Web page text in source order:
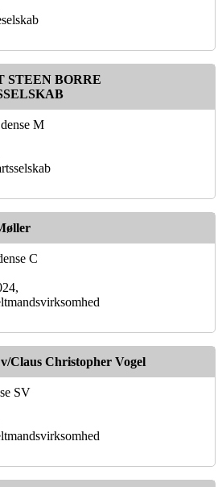
STEEN BORRE
M
C
Claus Christopher Vogel
SV